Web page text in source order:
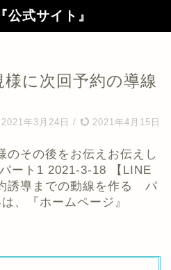
公式サイト』
に次回予約の導線
2021年3月24日 / 2021年4月15日
のその後をお伝えお伝えし
ート1 2021-3-18 【LINE
誘導までの動線を作る パ
、『ホームページ』